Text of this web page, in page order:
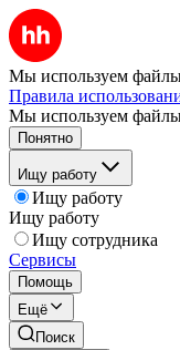
Мы используем файлы
Правила
Мы используем
Понятно
Ищу работу
Ищу работу
Ищу работу
Ищу сотрудника
Сервисы
Помощь
Ещё
Поиск